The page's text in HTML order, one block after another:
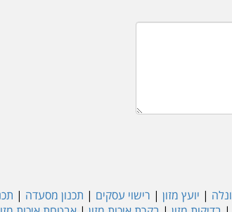
| יועץ מזון | רישוי עסקים | תכנון מסעדה |